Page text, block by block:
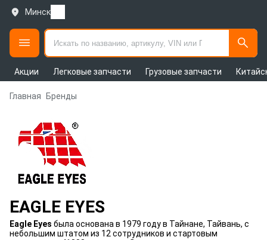
Минск
Акции Легковые запчасти Грузовые запчасти
Главная Бренды
EAGLE EYES
Eagle Eyes была основана в 1979 году в Тайнане, Тайвань, с
небольшим штатом из 12 сотрудников и стартовым